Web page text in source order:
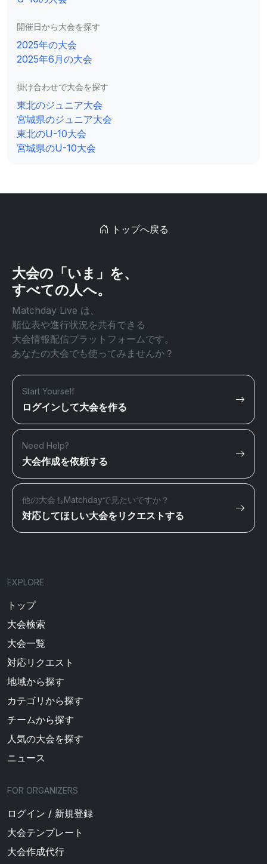
開催日から大会を探す
2025年の大会
2025年6月の大会
掛け合わせで大会を探す
東北のジュニア大会
宮城県のジュニア大会
東北のU-10大会
宮城県のU-10大会
トップへ戻る
大会の「いま」を、
すべての人へ。
Matchday Live は、
順位表や進行状況を共有できる
大会情報配信プラットフォームです。
あなたの大会でも使ってみませんか？
Start Yourself
ログインして大会を作る
Need Help?
大会作成を依頼する
他の大会もMatchdayで見たいですか？
対応してほしい大会をリクエストする
EXPLORE
トップ
大会検索
大会一覧
対応リクエスト
地域から探す
カテゴリから探す
チームから探す
人気の大会を探す
ニュース
FOR ORGANIZERS
ログイン / 新規登録
大会テンプレート
大会作成代行